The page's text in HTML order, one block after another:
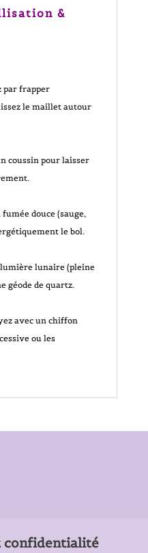
&
par frapper
le maillet autour
coussin pour laisser
douce (sauge,
le bol.
lunaire (pleine
géode de quartz.
avec un chiffon
ou les
confidentialité